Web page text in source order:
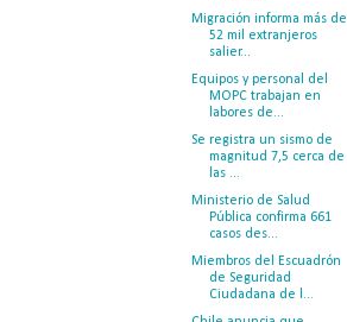
Migración informa más de
52 mil extranjeros
salier...
Equipos y personal del
MOPC trabajan en
labores de...
Se registra un sismo de
magnitud 7,5 cerca de
las ...
Ministerio de Salud
Pública confirma 661
casos des...
Miembros del Escuadrón
de Seguridad
Ciudadana de l...